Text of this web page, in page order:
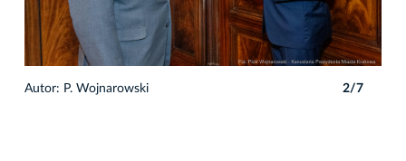
Autor: P. Wojnarowski 2/7